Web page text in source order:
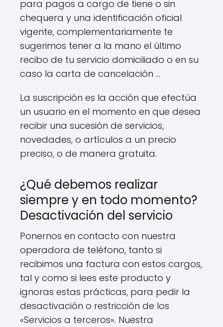
para pagos a cargo de tiene o sin
chequera y una identificación oficial
vigente, complementariamente te
sugerimos tener a la mano el último
recibo de tu servicio domiciliado o en su
caso la carta de cancelación …
La suscripción es la acción que efectúa
un usuario en el momento en que desea
recibir una sucesión de servicios,
novedades, o artículos a un precio
preciso, o de manera gratuita.
¿Qué debemos realizar
siempre y en todo momento?
Desactivación del servicio
Ponernos en contacto con nuestra
operadora de teléfono, tanto si
recibimos una factura con estos cargos,
tal y como si lees este producto y
ignoras estas prácticas, para pedir la
desactivación o restricción de los
«Servicios a terceros». Nuestra